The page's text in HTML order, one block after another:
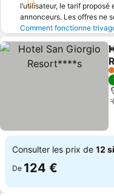
l’utilisateur, le tarif
annonceurs. Les offres ne
Comment fonctionne
4
Consulter les prix de 12
De 124 €